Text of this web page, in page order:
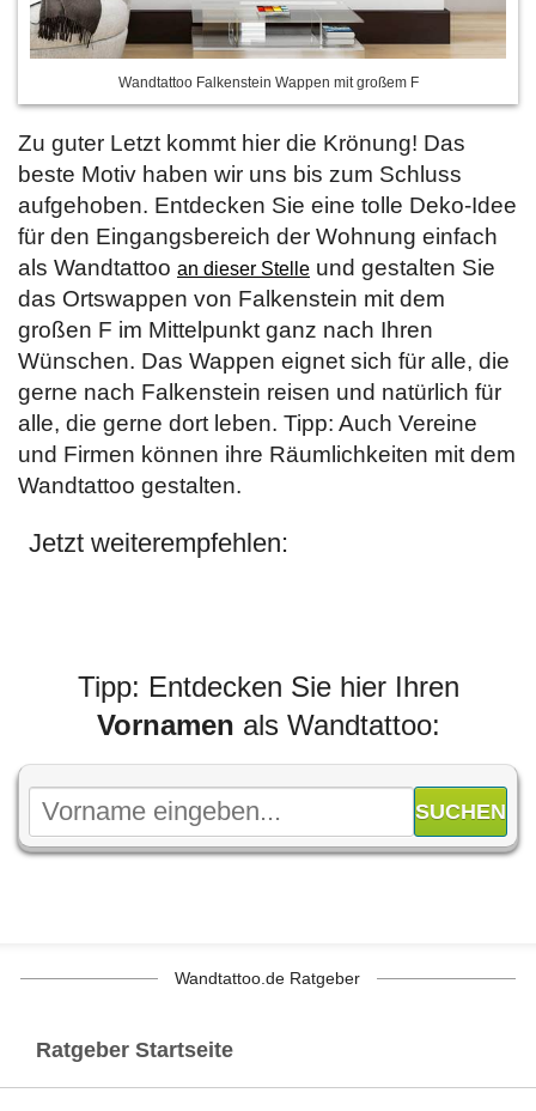
Wandtattoo Falkenstein Wappen mit großem F
Zu guter Letzt kommt hier die Krönung! Das
beste Motiv haben wir uns bis zum Schluss
aufgehoben. Entdecken Sie eine tolle Deko-Idee
für den Eingangsbereich der Wohnung einfach
als Wandtattoo an dieser Stelle und gestalten Sie
das Ortswappen von Falkenstein mit dem
großen F im Mittelpunkt ganz nach Ihren
Wünschen. Das Wappen eignet sich für alle, die
gerne nach Falkenstein reisen und natürlich für
alle, die gerne dort leben. Tipp: Auch Vereine
und Firmen können ihre Räumlichkeiten mit dem
Wandtattoo gestalten.
Jetzt weiterempfehlen:
Tipp: Entdecken Sie hier Ihren
Vornamen als Wandtattoo:
Wandtattoo.de Ratgeber
Ratgeber Startseite